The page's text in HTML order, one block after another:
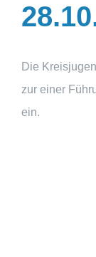
Die
zur einer
ein.